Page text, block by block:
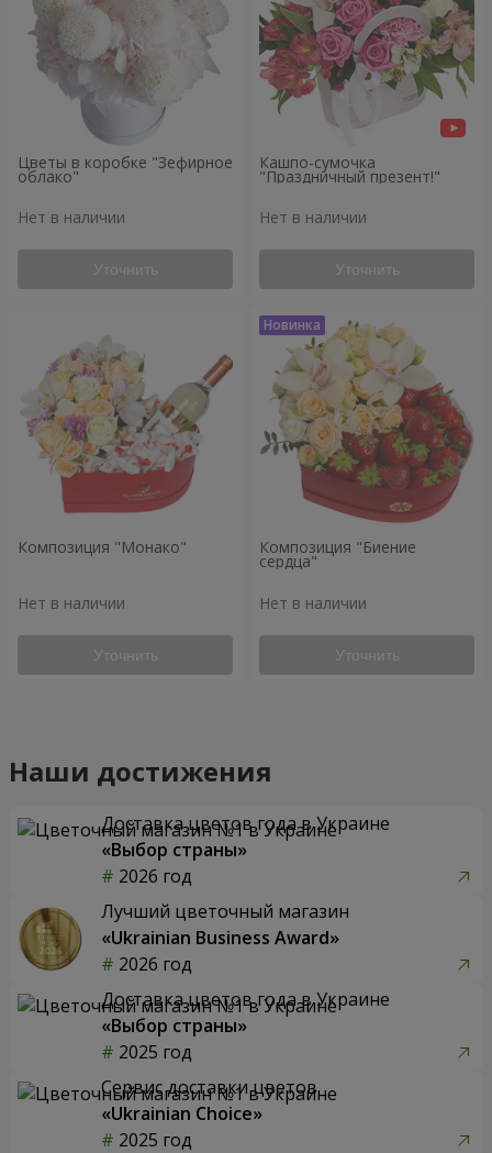
Цветы в коробке "Зефирное
облако"
Нет в наличии
Уточнить
Кашпо-сумочка
"Праздничный презент!"
Нет в наличии
Уточнить
Композиция "Монако"
Нет в наличии
Уточнить
Композиция "Биение
сердца"
Нет в наличии
Уточнить
Наши достижения
Доставка цветов года в Украине
«Выбор страны»
2026 год
Лучший цветочный магазин
«Ukrainian Business Award»
2026 год
Доставка цветов года в Украине
«Выбор страны»
2025 год
Сервис доставки цветов
«Ukrainian Choice»
2025 год